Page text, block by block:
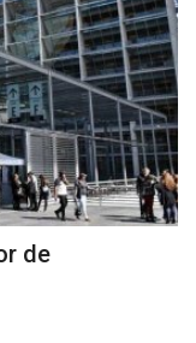
de